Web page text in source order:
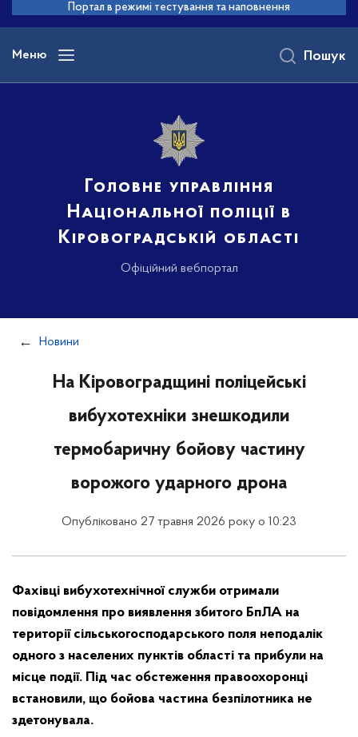
основного
вмісту
Портал в режимі тестування та наповнення
Меню
Головне управління
Національної поліції в
Кіровоградській області
Офіційний вебпортал
Пошук
Новини
На Кіровоградщині поліцейські
вибухотехніки знешкодили
термобаричну бойову частину
ворожого ударного дрона
Опубліковано 27 травня 2026 року о 10:23
Фахівці вибухотехнічної служби отримали
повідомлення про виявлення збитого БпЛА на
території сільськогосподарського поля неподалік
одного з населених пунктів області та прибули на
місце події. Під час обстеження правоохоронці
встановили, що бойова частина безпілотника не
здетонувала.